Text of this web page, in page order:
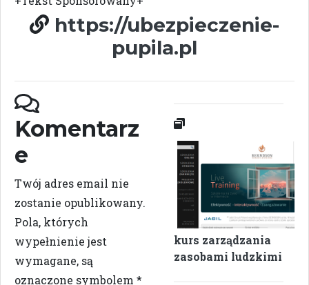
https://ubezpieczenie-
pupila.pl
Komentarz
e
Twój adres email nie
zostanie opublikowany.
Pola, których
wypełnienie jest
wymagane, są
oznaczone symbolem *
kurs zarządzania
zasobami ludzkimi